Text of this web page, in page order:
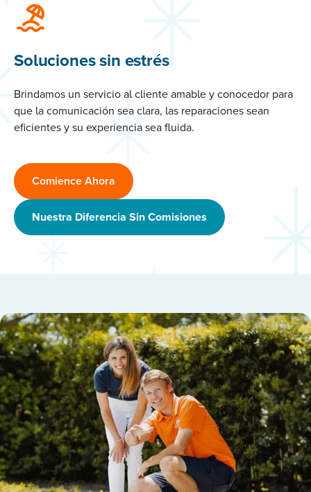
Soluciones sin estrés
Brindamos un servicio al cliente amable y conocedor para
que la comunicación sea clara, las reparaciones sean
eficientes y su experiencia sea fluida.
Comience Ahora
Nuestra Diferencia Sin Comisiones